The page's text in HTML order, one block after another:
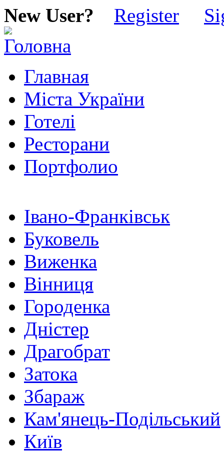
New User? Register
Главная
Міста України
Готелі
Ресторани
Портфолио
Івано-Франківськ
Буковель
Виженка
Вінниця
Городенка
Дністер
Драгобрат
Затока
Збараж
Кам'янець-Подільський
Київ